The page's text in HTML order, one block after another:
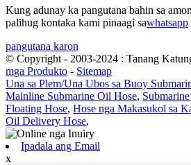
Kung adunay ka pangutana bahin sa
palihug kontaka kami pinaagi sawhatsapp
pangutana karon
© Copyright - 2003-2024 : Tanang
mga Produkto - Sitemap
Una sa Plem/Una Ubos sa Buoy
Mainline Submarine Oil Hose,
Floating Hose, Hose nga Makasukol sa
Oil Delivery Hose,
Ipadala ang Email
x